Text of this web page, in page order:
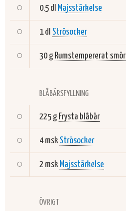
0.5 dl Majsstärkelse
1 dl Strösocker
30 g Rumstempererat smör
BLÅBÄRSFYLLNING
225 g Frysta blåbär
4 msk Strösocker
2 msk Majsstärkelse
ÖVRIGT